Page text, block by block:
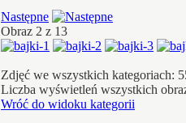
Następne
Obraz 2 z 13
Zdjęć we wszystkich kategoriach:
Liczba wyświetleń wszystkich
Wróć do widoku kategorii